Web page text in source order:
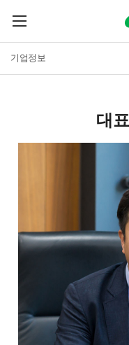
기업정보
대